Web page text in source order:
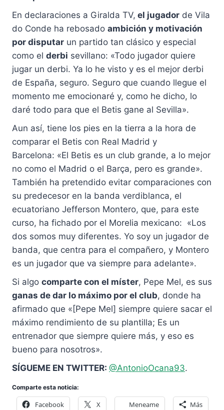
En declaraciones a Giralda TV, el jugador de Vila
do Conde ha rebosado ambición y motivación
por disputar un partido tan clásico y especial
como el derbi sevillano: «Todo jugador quiere
jugar un derbi. Ya lo he visto y es el mejor derbi
de España, seguro. Seguro que cuando llegue el
momento me emocionaré y, como he dicho, lo
daré todo para que el Betis gane al Sevilla».
Aun así, tiene los pies en la tierra a la hora de
comparar el Betis con Real Madrid y
Barcelona: «El Betis es un club grande, a lo mejor
no como el Madrid o el Barça, pero es grande».
También ha pretendido evitar comparaciones con
su predecesor en la banda verdiblanca, el
ecuatoriano Jefferson Montero, que, para este
curso, ha fichado por el Morelia mexicano: «Los
dos somos muy diferentes. Yo soy un jugador de
banda, que centra para el compañero, y Montero
es un jugador que va siempre para adelante».
Si algo comparte con el míster, Pepe Mel, es sus
ganas de dar lo máximo por el club, donde ha
afirmado que «[Pepe Mel] siempre quiere sacar el
máximo rendimiento de su plantilla; Es un
entrenador que siempre quiere más, y eso es
bueno para nosotros».
SÍGUEME EN TWITTER: @AntonioOcana93.
Comparte esta noticia:
Facebook X Meneame Más